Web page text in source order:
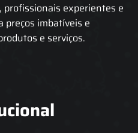
profissionais experientes e
preços imbatíveis e
e serviços.